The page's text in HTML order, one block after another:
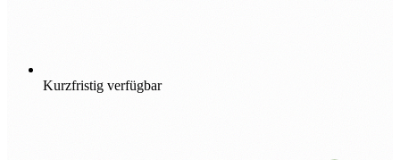
Kurzfristig verfügbar